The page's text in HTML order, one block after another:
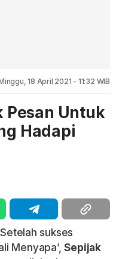
18 April 2021 - 11:32 WIB
Pesan Untuk
Hadapi
sukses
Menyapa’,Sepijak